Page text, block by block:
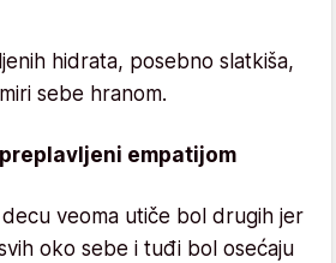
hidrata, posebno slatkiša,
sebe hranom.
empatijom
veoma utiče bol drugih jer
oko sebe i tuđi bol osećaju